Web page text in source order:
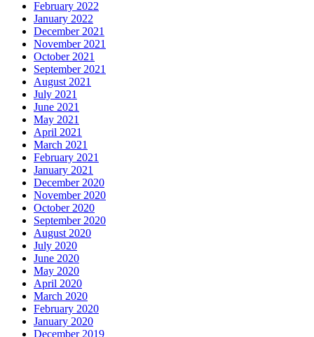
February 2022
January 2022
December 2021
November 2021
October 2021
September 2021
August 2021
July 2021
June 2021
May 2021
April 2021
March 2021
February 2021
January 2021
December 2020
November 2020
October 2020
September 2020
August 2020
July 2020
June 2020
May 2020
April 2020
March 2020
February 2020
January 2020
December 2019